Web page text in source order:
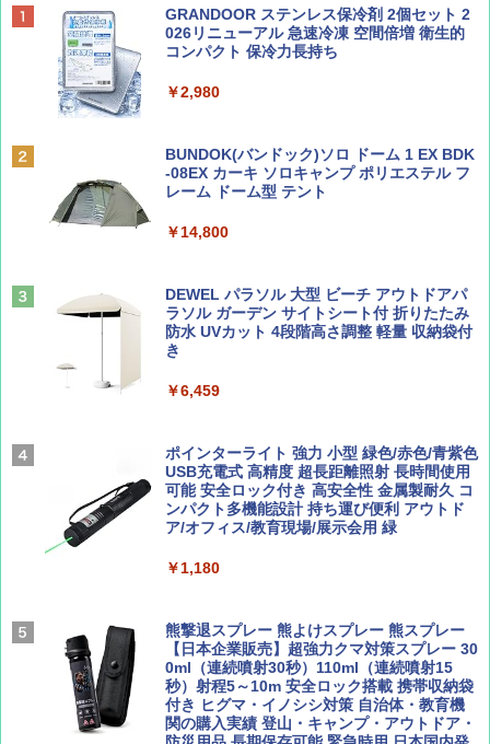
BE-PAL(ビ-パル) 2026年 9 月号【特別付録:
SOTO ミニマル"旅"財布 ランダム2種】
ディズニーファン ２０２６年 ９月号 [雑
誌] (ＤＩＳＮＥＹ ＦＡＮ)
山と溪谷 2026年8月号「南アルプス大全」
￥1,540
￥1,540
AIRLINE（エアライン）2026年9月号【特
￥1,760
D40 地球の歩き方 チェンマイ タイ北部の魅
力的な町 2026～2027 地球の歩き方D アジア
地球の歩き方 スター・ウォーズ
￥2,695
僕が見た未来【完全版】
￥0
球の歩き方A ヨーロッパ
￥2,479
A26 地球の歩き方 チェコ ポーランド スロヴ
￥2,277
[キャンパーズコレクション 山善] ポップアッ
プテント 傘みたいに広げて畳める パッとサ
ッとサンシェード キューブ フルクローズ メ
&ハイキング カーキ PATC-150(KH)
PYKES PEAK (パイクスピーク) 着替えテン
人用 折りたたみ 防災グッズ 災害用トイレ ビ
￥4,980
テント ワンタッチ RENEW 幅200 2-3人用 43
￥5,999
[キャンパーズコレクション 山善] 傘みたいに
広げるだけ パッとサッとテント ブラックコ
簡単設置 ポップアップテント エクルベージ
￥9,990
[キャンパーズコレクション 山善] 傘みたいに
広げるだけ パッとサッとテント キューブワ
イド ブラックコーティング フルクローズ メ
GRANDOOR ステンレス保冷剤 2個セット 2
026リニューアル 急速冷凍 空間倍増 衛生的
コンパクト 保冷力長持ち
￥2,980
BUNDOK(バンドック)ソロ ドーム 1 EX BDK
-08EX カーキ ソロキャンプ ポリエステル フ
レーム ドーム型 テント
￥14,800
DEWEL パラソル 大型 ビーチ アウトドアパ
ラソル ガーデン サイトシート付 折りたたみ
防水 UVカット 4段階高さ調整 軽量 収納袋付
き
￥6,459
ポインターライト 強力 小型 緑色/赤色/青紫色
USB充電式 高精度 超長距離照射 長時間使用
可能 安全ロック付き 高安全性 金属製耐久 コ
ンパクト多機能設計 持ち運び便利 アウトド
ア/オフィス/教育現場/展示会用 緑
￥1,180
熊撃退スプレー 熊よけスプレー 熊スプレー
【日本企業販売】超強力クマ対策スプレー 30
0ml（連続噴射30秒）110ml（連続噴射15
秒）射程5～10m 安全ロック搭載 携帯収納袋
付き ヒグマ・イノシシ対策 自治体・教育機
関の購入実績 登山・キャンプ・アウトドア・